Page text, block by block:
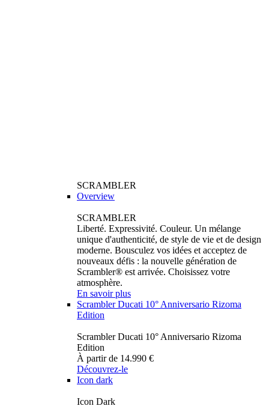
SCRAMBLER
Overview
SCRAMBLER
Liberté. Expressivité. Couleur. Un mélange
unique d'authenticité, de style de vie et de design
moderne. Bousculez vos idées et acceptez de
nouveaux défis : la nouvelle génération de
Scrambler® est arrivée. Choisissez votre
atmosphère.
En savoir plus
Scrambler Ducati 10° Anniversario Rizoma
Edition
Scrambler Ducati 10° Anniversario Rizoma
Edition
À partir de 14.990 €
Découvrez-le
Icon dark
Icon Dark